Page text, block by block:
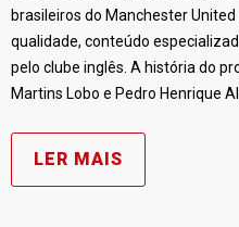
brasileiros do Manchester
qualidade, conteúdo
pelo clube inglês. A história do
Martins Lobo e Pedro Henrique
LER MAIS